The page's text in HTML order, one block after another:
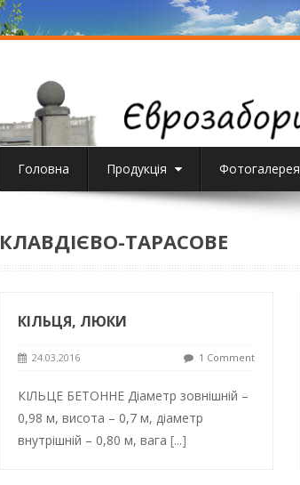
Головна Продукція Фотогалерея
КЛАВДІЄВО-ТАРАСОВЕ
КІЛЬЦЯ, ЛЮКИ
24.03.2016 1 Comment
КІЛЬЦЕ БЕТОННЕ Діаметр зовнішній –
0,98 м, висота – 0,7 м, діаметр
внутрішній – 0,80 м, вага [...]